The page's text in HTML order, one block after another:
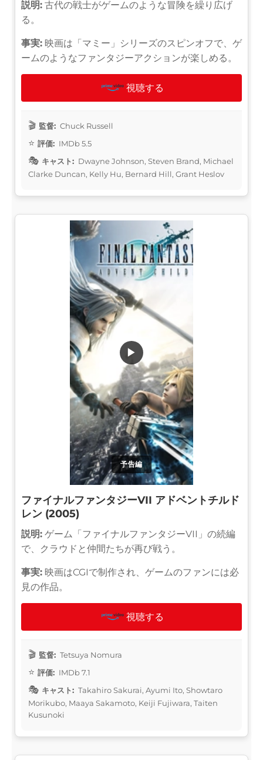
説明: 古代の戦士がゲームのような冒険を繰り広げ
る。
事実: 映画は「マミー」シリーズのスピンオフで、ゲ
ームのようなファンタジーアクションが楽しめる。
視聴する
監督: Chuck Russell
評価: IMDb 5.5
キャスト: Dwayne Johnson, Steven Brand, Michael
Clarke Duncan, Kelly Hu, Bernard Hill, Grant Heslov
予告編
▶
ファイナルファンタジーVII アドベントチルド
レン (2005)
説明: ゲーム「ファイナルファンタジーVII」の続編
で、クラウドと仲間たちが再び戦う。
事実: 映画はCGIで制作され、ゲームのファンには必
見の作品。
視聴する
監督: Tetsuya Nomura
評価: IMDb 7.1
キャスト: Takahiro Sakurai, Ayumi Ito, Showtaro
Morikubo, Maaya Sakamoto, Keiji Fujiwara, Taiten
Kusunoki